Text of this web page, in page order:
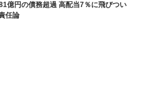
億円の債務超過 高配当7％に飛びつい
任論